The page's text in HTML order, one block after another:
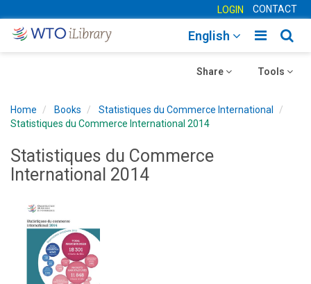
LOGIN CONTACT
Toggle
English
Toggle
Tools
Toggle
Share
Home Books
Statistiques du Commerce International
Statistiques du Commerce International 2014
Statistiques du Commerce
International 2014